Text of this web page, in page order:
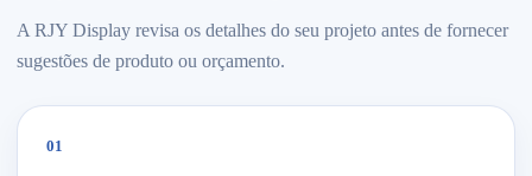
A RJY Display revisa os detalhes do seu projeto antes de fornecer
sugestões de produto ou orçamento.
01